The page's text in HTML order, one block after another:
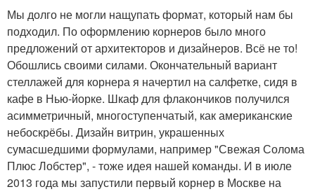
Мы долго не могли нащупать формат, который нам бы
подходил. По оформлению корнеров было много
предложений от архитекторов и дизайнеров. Всё не то!
Обошлись своими силами. Окончательный вариант
стеллажей для корнера я начертил на салфетке, сидя в
кафе в Нью-йорке. Шкаф для флакончиков получился
асимметричный, многоступенчатый, как американские
небоскрёбы. Дизайн витрин, украшенных
сумасшедшими формулами, например "Свежая Солома
Плюс Лобстер", - тоже идея нашей команды. И в июле
2013 года мы запустили первый корнер в Москве на